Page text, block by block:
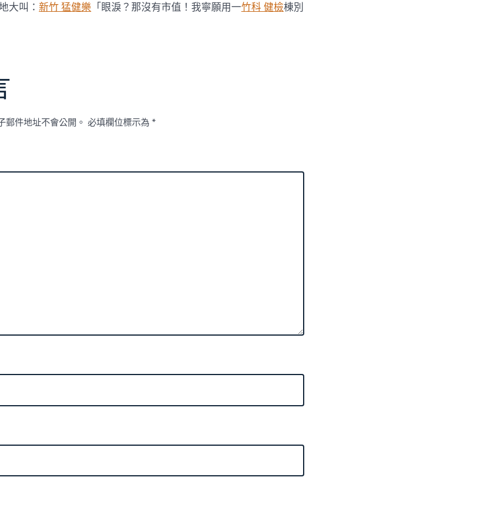
大叫： 新竹 猛健樂 「眼淚？那沒有市值！我寧願用一竹科 健檢棟別
郵件地址不會公開。 必填欄位標示為 *